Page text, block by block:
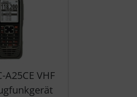
A25CE VHF